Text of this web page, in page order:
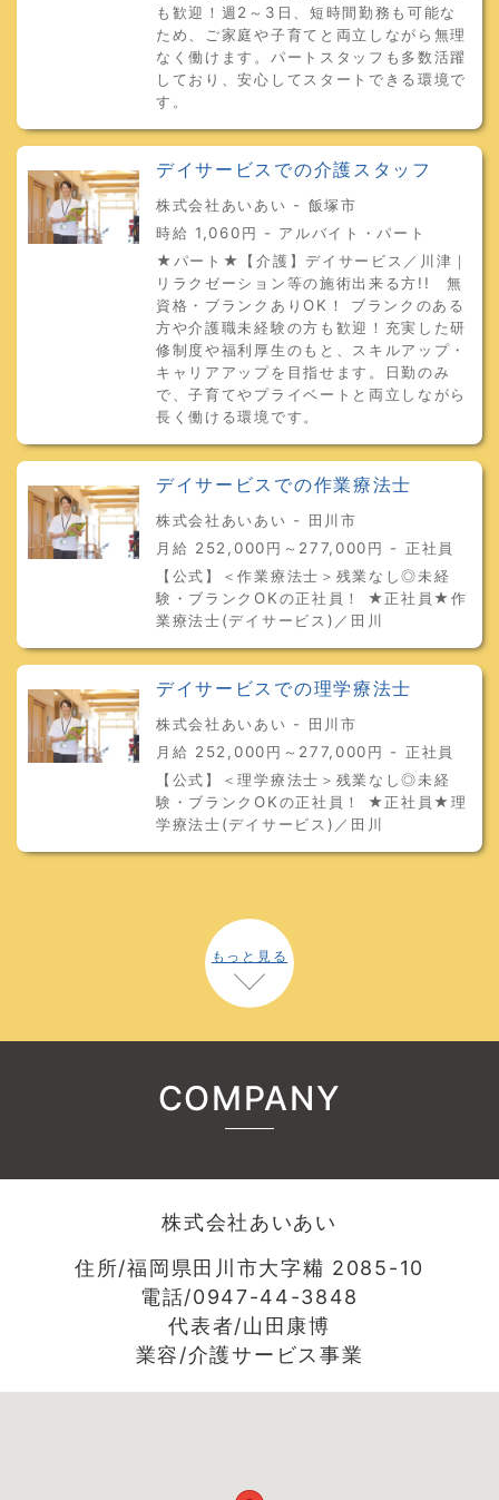
も歓迎！週2～3日、短時間勤務も可能な
ため、ご家庭や子育てと両立しながら無理
なく働けます。パートスタッフも多数活躍
しており、安心してスタートできる環境で
す。
デイサービスでの介護スタッフ
株式会社あいあい - 飯塚市
時給 1,060円 - アルバイト・パート
★パート★【介護】デイサービス／川津｜
リラクゼーション等の施術出来る方!! 無
資格・ブランクありOK！ ブランクのある
方や介護職未経験の方も歓迎！充実した研
修制度や福利厚生のもと、スキルアップ・
キャリアアップを目指せます。日勤のみ
で、子育てやプライベートと両立しながら
長く働ける環境です。
デイサービスでの作業療法士
株式会社あいあい - 田川市
月給 252,000円～277,000円 - 正社員
【公式】＜作業療法士＞残業なし◎未経
験・ブランクOKの正社員！ ★正社員★作
業療法士(デイサービス)／田川
デイサービスでの理学療法士
株式会社あいあい - 田川市
月給 252,000円～277,000円 - 正社員
【公式】＜理学療法士＞残業なし◎未経
験・ブランクOKの正社員！ ★正社員★理
学療法士(デイサービス)／田川
もっと見る
COMPANY
株式会社あいあい
住所/福岡県田川市大字糒 2085-10
電話/0947-44-3848
代表者/山田康博
業容/介護サービス事業